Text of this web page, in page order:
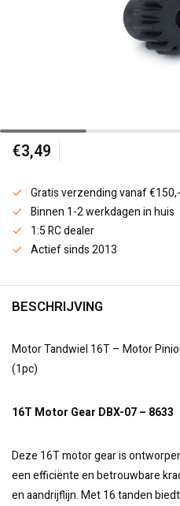
€3,49
Gratis verzending vanaf
Binnen 1-2 werkdagen in huis
1:5 RC dealer
Actief sinds 2013
BESCHRIJVING
Motor Tandwiel 16T – Motor
(1pc)
16T Motor Gear DBX-07 – 8633
Deze 16T motor gear is
een efficiënte en betrouwbare
en aandrijflijn. Met 16 tanden